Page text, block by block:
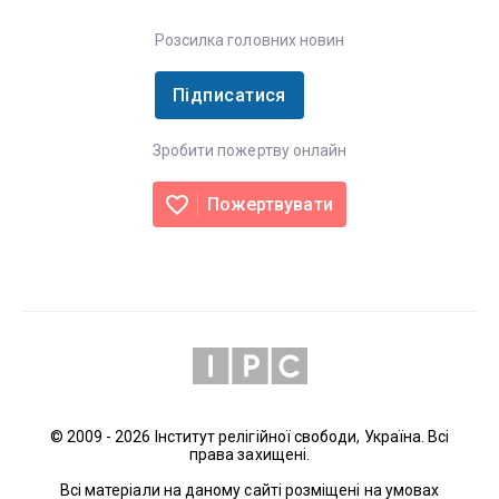
Розсилка головних новин
Підписатися
Зробити пожертву онлайн
Пожертвувати
© 2009 - 2026 Інститут релігійної свободи, Україна. Всі
права захищені.
Всі матеріали на даному сайті розміщені на умовах